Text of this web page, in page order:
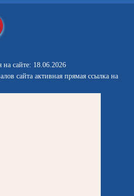
на сайте: 18.06.2026
сайта активная прямая ссылка на